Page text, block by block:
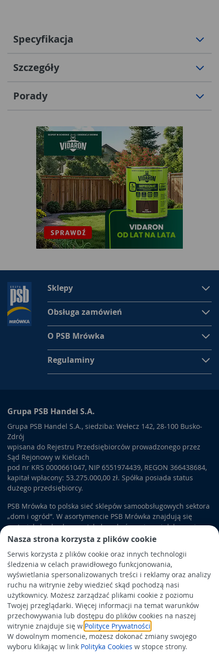
Nasza strona korzysta z plików cookie
Serwis korzysta z plików cookie oraz innych technologii
śledzenia w celach prawidłowego funkcjonowania,
wyświetlania spersonalizowanych treści i reklamy oraz analizy
ruchu na witrynie żeby wiedzieć skąd pochodzą nasi
użytkownicy. Możesz zarządzać plikami cookie z poziomu
Twojej przeglądarki. Więcej informacji na temat warunków
przechowywania lub dostępu do plików cookies na naszej
witrynie znajduje się w Polityce Prywatności
W dowolnym momencie, możesz dokonać zmiany swojego
wyboru klikając w link Polityka Cookies w stopce strony.
Specyfikacja
Szczegóły
Porady
Sklepy
Obsługa zamówień
O PSB Mrówka
Regulaminy
Grupa PSB Handel S.A.
Grupa PSB Handel S.A., siedziba: Wełecz 142, 28-100 Busko-
Zdrój
wpisana do Rejestru Przedsiębiorców prowadzonego przez
Sąd Rejonowy w Kielcach
pod nr KRS 0000661047, NIP 6551974439, REGON 366438684,
kapitał wpłacony: 53.275.000,00 zł. Spółka posiada status
dużego przedsiębiorcy.
PSB Mrówka to polska sieć sklepów samoobsługowych sektora
„dom i ogród”. W asortymencie PSB Mrówka znajdują się
materiały budowlane, artykuły wykończeniowe i dekoracyjne,
wyposażenie łazienek i kuchni, elektronarzędzia, a także
artykuły związane z ogrodem i otoczeniem domu.
Obowiązek informacyjny
Polityka prywatności
Polityka Cookies
Odbiór zużytego sprzętu
Wspierają nas: